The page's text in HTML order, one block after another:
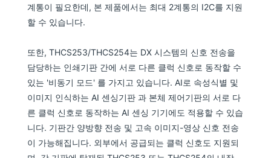
계통이 필요한데, 본 제품에서는 최대 2계통의 I2C를 지원
할 수 있습니다.
또한, THCS253/THCS254는 DX 시스템의 신호 전송을
담당하는 인쇄기판 간에 서로 다른 클럭 신호로 동작할 수
있는 '비동기 모드' 를 가지고 있습니다. AI로 속성식별 및
이미지 인식하는 AI 센싱기판 과 본체 제어기판의 서로 다
른 클럭 신호로 동작하는 AI 센싱 기기에도 적용할 수 있습
니다. 기판간 양방향 전송 및 고속 이미지-영상 신호 전송
이 가능해집니다. 외부에서 공급되는 클럭 신호도 지원되